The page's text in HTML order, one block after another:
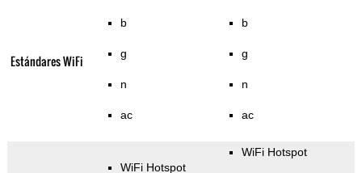
Estándares WiFi
b
g
n
ac
b
g
n
ac
WiFi Hotspot
WiFi Hotspot